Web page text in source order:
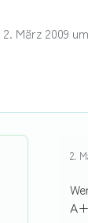
2. März 2009
2.